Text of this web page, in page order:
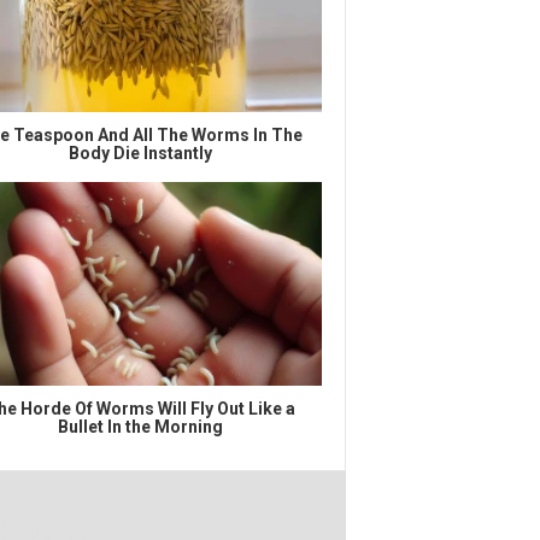
Teaspoon And All The Worms In The
Body Die Instantly
Horde Of Worms Will Fly Out Like a
Bullet In the Morning